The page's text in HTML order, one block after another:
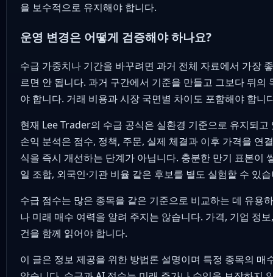
을 보수적으로 유지해야 합니다.
운영 변경은 어떻게 검증해야 하나요?
수급 가중치나 기간을 바꾸려면 과거 전체 자료에서 가장
르면 안 됩니다. 과거 구간에서 기준을 만들고 그보다 뒤의
야 합니다. 거래 비용과 시장 국면별 차이도 포함해야 합니
현재 Lee Trader의 수급 공식은 실환경 기준으로 유지되고
손익 분석은 점수, 정책, 주문, 실제 체결과 이후 가격을 연
식을 즉시 개선하는 단계가 아닙니다. 충분한 만기 표본이
일 조합, 외국인·기관 비율 같은 후보를 별도 실험할 수 있
수급 점수는 많은 종목을 같은 기준으로 비교하는 데 유용
나 미래 매수 여력을 알려 주지는 않습니다. 가격, 기업 정
건을 함께 읽어야 합니다.
이 글은 정보 제공을 위한 방법론 설명이며 특정 종목의 매